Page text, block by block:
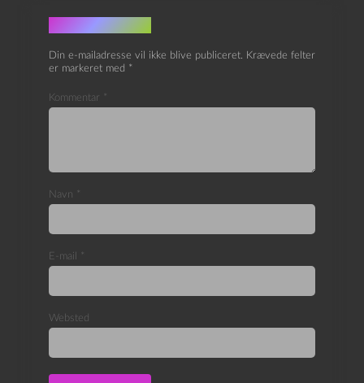
Skriv et svar
Din e-mailadresse vil ikke blive publiceret. Krævede felter
er markeret med *
Kommentar *
Navn *
E-mail *
Websted